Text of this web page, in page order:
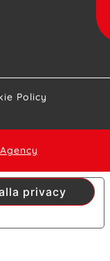
Policy
privacy